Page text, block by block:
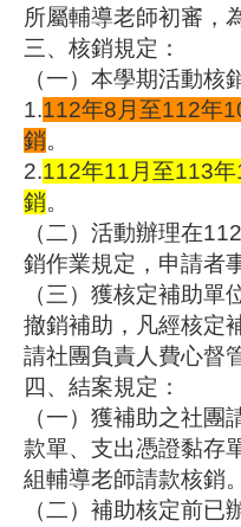
所屬輔導老師初審，
三、核銷規定：
（一）本學期活動核
1.112年8月至112年
銷。
2.112年11月至113
銷。
（二）活動辦理在
銷作業規定，申請者
（三）獲核定補助
撤銷補助，凡經核定
請社團負責人費心督
四、結案規定：
（一）獲補助之社
款單、支出憑證黏存
組輔導老師請款核銷。
（二）補助核定前